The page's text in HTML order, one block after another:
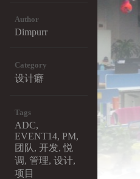
Author
Dimpurr
Category
设计癖
Tags
ADC,
EVENT14, PM,
团队 , 开发,悦
调 , 管理, 设计,
项目